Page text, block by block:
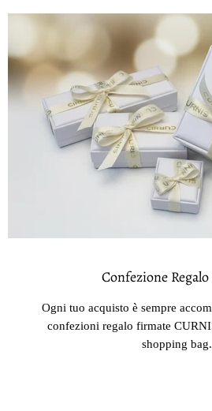
Confezione
Ogni tuo acquisto è sempre
confezioni regalo firmate
shopping bag.